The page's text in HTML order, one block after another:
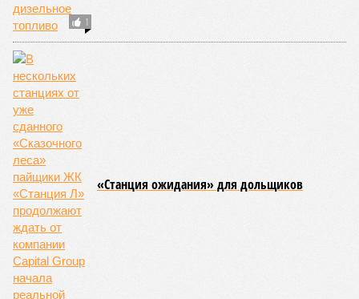
сейсмоопасным регионам относится Тихоокеанское
вулканическое огненное кольцо, включающее Индонезию,
Японию и западное побережье Северной и Южной Америки.
Турция, Иран, Индия и Непал также расположены на очень
активных линиях разломов тектонических плит. Не
исключение и центральная часть США – причина в Нью-
Мадридском разломе в штате Миссури. Землетрясения
средней силы – явление, в общем-то, обычное и вполне
сносное, но периодически, раз в несколько столетий,
трясёт так, что мало не покажется никому. К примеру, в
самом конце 2004 года бахнуло близ побережья
индонезийского острова Суматра, а следом пошли
огромные, превышающие высоту 15 метров, волны. Итог –
250 тыс. погибших.
На втором месте в рейтинге A-Z Animals как раз цунами. В
этом плане к уязвимым регионам относятся: побережье
Индийского океана, тихо­океанские побережья Японии и